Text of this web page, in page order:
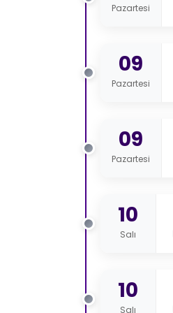
Pazartesi
09
Pazartesi
09
Pazartesi
10
Salı
10
Salı